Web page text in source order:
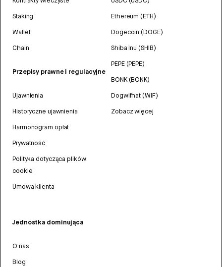
Staking
Wallet
Chain
Przepisy prawne i regulacyjne
Ujawnienia
Historyczne ujawnienia
Harmonogram opłat
Prywatność
Polityka dotycząca plików
cookie
Umowa klienta
Ethereum (ETH)
Dogecoin (DOGE)
Shiba Inu (SHIB)
PEPE (PEPE)
BONK (BONK)
Dogwifhat (WIF)
Zobacz więcej
Jednostka dominująca
O nas
Blog